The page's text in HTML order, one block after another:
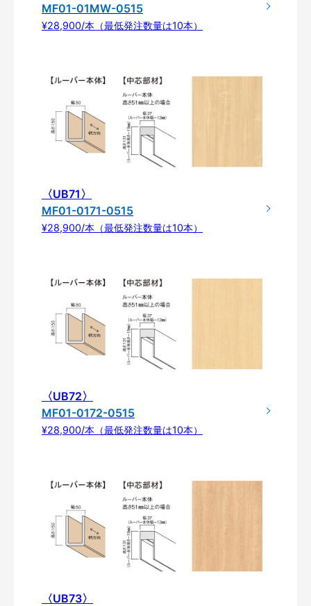
MF01-01MW-0515
¥28,900/本（最低発注数量は10本）
〈UB71〉
MF01-0171-0515
¥28,900/本（最低発注数量は10本）
〈UB72〉
MF01-0172-0515
¥28,900/本（最低発注数量は10本）
〈UB73〉